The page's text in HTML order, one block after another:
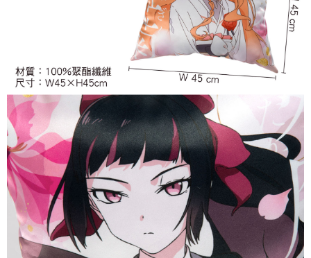
每筆NT$65，滿NT$1,300(含以上)免運費
每筆NT$100，滿NT$1,300(含以上)免運費
宅配-離島(澎湖/金門/馬祖)-木棉花樂園專用
每筆NT$220
黑貓宅配-貨到付款
每筆NT$150